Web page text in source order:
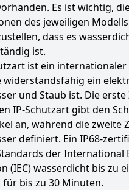
Es ist wichtig,
des jeweiligen
dass es
ist.
ist ein
widerstandsfähig ein
und Staub ist. Die erste
IP-Schutzart gibt den
an, während die zweite
definiert. Ein IP68-
der International
(IEC) wasserdicht bis zu
für bis zu 30 Minuten.